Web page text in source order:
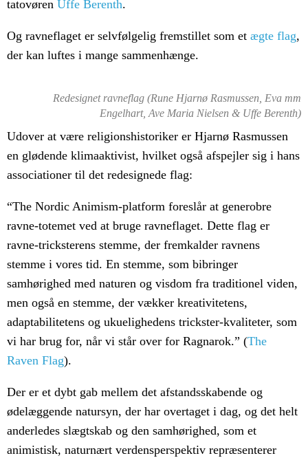
tatovøren Uffe Berenth.
Og ravneflaget er selvfølgelig fremstillet som et ægte flag,
der kan luftes i mange sammenhænge.
Redesignet ravneflag (Rune Hjarnø Rasmussen, Eva mm
Engelhart, Ave Maria Nielsen & Uffe Berenth)
Udover at være religionshistoriker er Hjarnø Rasmussen
en glødende klimaaktivist, hvilket også afspejler sig i hans
associationer til det redesignede flag:
“The Nordic Animism-platform foreslår at generobre
ravne-totemet ved at bruge ravneflaget. Dette flag er
ravne-tricksterens stemme, der fremkalder ravnens
stemme i vores tid. En stemme, som bibringer
samhørighed med naturen og visdom fra traditionel viden,
men også en stemme, der vækker kreativitetens,
adaptabilitetens og ukuelighedens trickster-kvaliteter, som
vi har brug for, når vi står over for Ragnarok.” (The
Raven Flag).
Der er et dybt gab mellem det afstandsskabende og
ødelæggende natursyn, der har overtaget i dag, og det helt
anderledes slægtskab og den samhørighed, som et
animistisk, naturnært verdensperspektiv repræsenterer